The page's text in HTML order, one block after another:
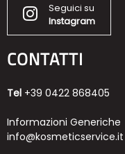
Seguici su
Instagram
CONTATTI
Tel +39 0422 868405
Informazioni Generiche
info@kosmeticservice.it